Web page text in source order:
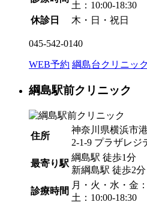
土：10:00-18:30
休診日
木・日・祝日
045-542-0140
WEB予約 綱島台クリニッ
綱島駅前クリニック
住所
神奈川県横浜市
2-1-9 プラザレジ
最寄り駅
綱島駅 徒歩1分
新綱島駅 徒歩2分
診療時間
月・火・水・金
土：10:00-18:30